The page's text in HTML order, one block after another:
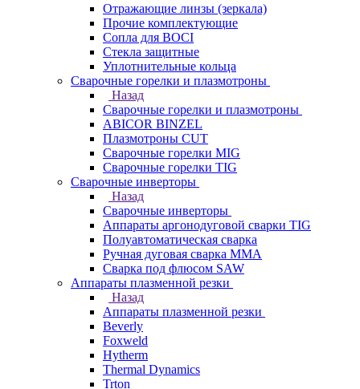
Отражающие линзы (зеркала)
Прочие комплектующие
Сопла для BOCI
Стекла защитные
Уплотнительные кольца
Сварочные горелки и плазмотроны
Назад
Сварочные горелки и плазмотроны
ABICOR BINZEL
Плазмотроны CUT
Сварочные горелки MIG
Сварочные горелки TIG
Сварочные инверторы
Назад
Сварочные инверторы
Аппараты аргонодуговой сварки TIG
Полуавтоматическая сварка
Ручная дуговая сварка MMA
Сварка под флюсом SAW
Аппараты плазменной резки
Назад
Аппараты плазменной резки
Beverly
Foxweld
Hytherm
Thermal Dynamics
Trton